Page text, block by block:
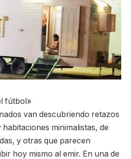
fútbol»
van descubriendo retazos
minimalistas, de
y otras que parecen
hoy mismo al emir. En una de